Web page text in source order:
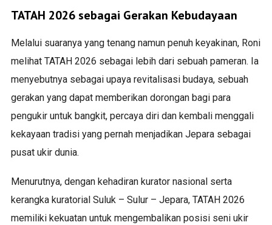
TATAH 2026 sebagai Gerakan Kebudayaan
Melalui suaranya yang tenang namun penuh keyakinan, Roni
melihat TATAH 2026 sebagai lebih dari sebuah pameran. Ia
menyebutnya sebagai upaya revitalisasi budaya, sebuah
gerakan yang dapat memberikan dorongan bagi para
pengukir untuk bangkit, percaya diri dan kembali menggali
kekayaan tradisi yang pernah menjadikan Jepara sebagai
pusat ukir dunia.
Menurutnya, dengan kehadiran kurator nasional serta
kerangka kuratorial Suluk – Sulur – Jepara, TATAH 2026
memiliki kekuatan untuk mengembalikan posisi seni ukir